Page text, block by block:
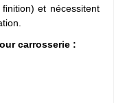
et nécessitent
carrosserie :